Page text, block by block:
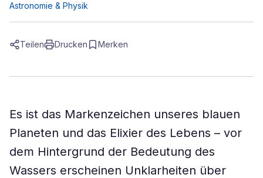
Astronomie & Physik
Teilen Drucken Merken
Es ist das Markenzeichen unseres blauen
Planeten und das Elixier des Lebens – vor
dem Hintergrund der Bedeutung des
Wassers erscheinen Unklarheiten über